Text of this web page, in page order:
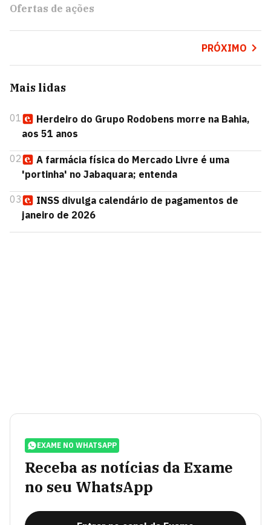
Ofertas de ações
PRÓXIMO
Mais lidas
01
Herdeiro do Grupo Rodobens morre na Bahia,
aos 51 anos
02
A farmácia física do Mercado Livre é uma
'portinha' no Jabaquara; entenda
03
INSS divulga calendário de pagamentos de
janeiro de 2026
EXAME NO WHATSAPP
Receba as notícias da Exame
no seu WhatsApp